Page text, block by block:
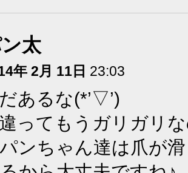
太
年 2月 11日 23:03
あるな(*’▽’)
ってもうガリガリ
ンちゃん達は爪が